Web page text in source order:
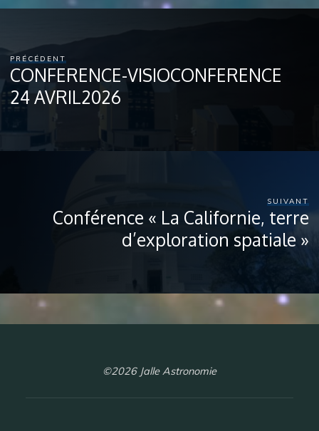
PRÉCÉDENT
CONFERENCE-VISIOCONFERENCE
24 AVRIL2026
SUIVANT
Conférence « La Californie, terre
d’exploration spatiale »
©2026 Jalle Astronomie